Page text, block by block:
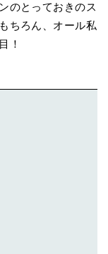
のとっておきのス
ちろん、オール私
！